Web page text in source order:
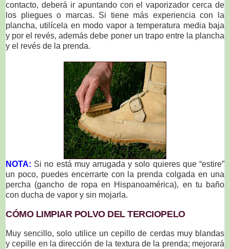
contacto, deberá ir apuntando con el vaporizador cerca de
los pliegues o marcas. Si tiene más experiencia con la
plancha, utilícela en modo vapor a temperatura media baja
y por el revés, además debe poner un trapo entre la plancha
y el revés de la prenda.
NOTA: Si no está muy arrugada y solo quieres que “estire”
un poco, puedes encerrarte con la prenda colgada en una
percha (gancho de ropa en Hispanoamérica), en tu baño
con ducha de vapor y sin mojarla.
CÓMO LIMPIAR POLVO DEL TERCIOPELO
Muy sencillo, solo utilice un cepillo de cerdas muy blandas
y cepille en la dirección de la textura de la prenda; mejorará